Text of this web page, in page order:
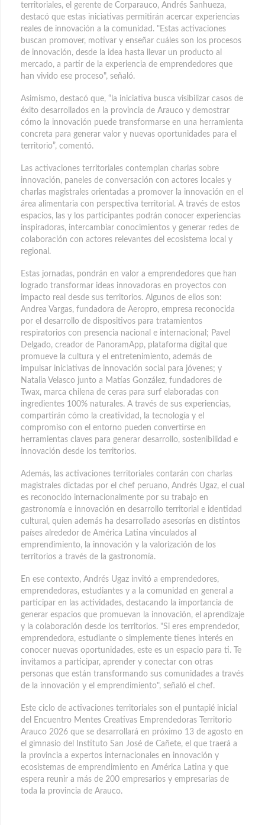
territoriales, el gerente de Corparauco, Andrés Sanhueza,
destacó que estas iniciativas permitirán acercar experiencias
reales de innovación a la comunidad. "Estas activaciones
buscan promover, motivar y enseñar cuáles son los procesos
de innovación, desde la idea hasta llevar un producto al
mercado, a partir de la experiencia de emprendedores que
han vivido ese proceso", señaló.
Asimismo, destacó que, “la iniciativa busca visibilizar casos de
éxito desarrollados en la provincia de Arauco y demostrar
cómo la innovación puede transformarse en una herramienta
concreta para generar valor y nuevas oportunidades para el
territorio”, comentó.
Las activaciones territoriales contemplan charlas sobre
innovación, paneles de conversación con actores locales y
charlas magistrales orientadas a promover la innovación en el
área alimentaria con perspectiva territorial. A través de estos
espacios, las y los participantes podrán conocer experiencias
inspiradoras, intercambiar conocimientos y generar redes de
colaboración con actores relevantes del ecosistema local y
regional.
Estas jornadas, pondrán en valor a emprendedores que han
logrado transformar ideas innovadoras en proyectos con
impacto real desde sus territorios. Algunos de ellos son:
Andrea Vargas, fundadora de Aeropro, empresa reconocida
por el desarrollo de dispositivos para tratamientos
respiratorios con presencia nacional e internacional; Pavel
Delgado, creador de PanoramApp, plataforma digital que
promueve la cultura y el entretenimiento, además de
impulsar iniciativas de innovación social para jóvenes; y
Natalia Velasco junto a Matías González, fundadores de
Twax, marca chilena de ceras para surf elaboradas con
ingredientes 100% naturales. A través de sus experiencias,
compartirán cómo la creatividad, la tecnología y el
compromiso con el entorno pueden convertirse en
herramientas claves para generar desarrollo, sostenibilidad e
innovación desde los territorios.
Además, las activaciones territoriales contarán con charlas
magistrales dictadas por el chef peruano, Andrés Ugaz, el cual
es reconocido internacionalmente por su trabajo en
gastronomía e innovación en desarrollo territorial e identidad
cultural, quien además ha desarrollado asesorías en distintos
países alrededor de América Latina vinculados al
emprendimiento, la innovación y la valorización de los
territorios a través de la gastronomía.
En ese contexto, Andrés Ugaz invitó a emprendedores,
emprendedoras, estudiantes y a la comunidad en general a
participar en las actividades, destacando la importancia de
generar espacios que promuevan la innovación, el aprendizaje
y la colaboración desde los territorios. "Si eres emprendedor,
emprendedora, estudiante o simplemente tienes interés en
conocer nuevas oportunidades, este es un espacio para ti. Te
invitamos a participar, aprender y conectar con otras
personas que están transformando sus comunidades a través
de la innovación y el emprendimiento", señaló el chef.
Este ciclo de activaciones territoriales son el puntapié inicial
del Encuentro Mentes Creativas Emprendedoras Territorio
Arauco 2026 que se desarrollará en próximo 13 de agosto en
el gimnasio del Instituto San José de Cañete, el que traerá a
la provincia a expertos internacionales en innovación y
ecosistemas de emprendimiento en América Latina y que
espera reunir a más de 200 empresarios y empresarias de
toda la provincia de Arauco.